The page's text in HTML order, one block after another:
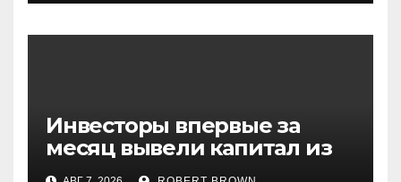
Инвесторы впервые за
месяц вывели капитал из
биржевых фондов на XRP